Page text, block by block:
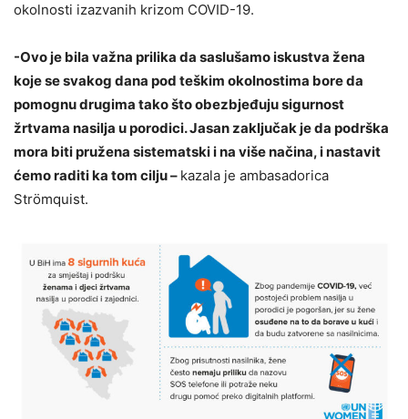
okolnosti izazvanih krizom COVID-19.
-Ovo je bila važna prilika da saslušamo iskustva žena
koje se svakog dana pod teškim okolnostima bore da
pomognu drugima tako što obezbjeđuju sigurnost
žrtvama nasilja u porodici. Jasan zaključak je da podrška
mora biti pružena sistematski i na više načina, i nastavit
ćemo raditi ka tom cilju – kazala je ambasadorica
Strömquist.